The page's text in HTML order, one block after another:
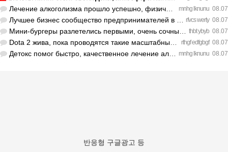
mnhg lknunu 08.07
Лечение алкоголизма прошло успешно, физической тяги больше н…
rfvcs werty 08.07
Лучшее бизнес сообщество предпринимателей в Санкт-Петербурге…
thbt ybyb 08.07
Мини-бургеры разлетелись первыми, очень сочные. https://inte…
rthgf edfgbgf 08.07
Dota 2 жива, пока проводятся такие масштабные турниры. https…
mnhg lknunu 08.07
Детокс помог быстро, качественное лечение алкоголизма Санкт-…
반응형 구글광고 등